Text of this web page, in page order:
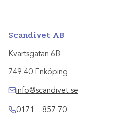
Scandivet AB
Kvartsgatan 6B
749 40 Enköping
info@scandivet.se
0171 – 857 70